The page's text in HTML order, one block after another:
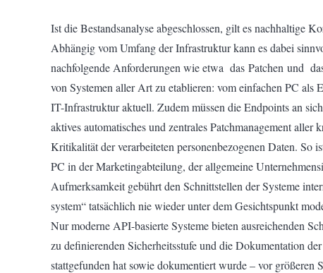
Ist die Bestandsanalyse abgeschlossen, gilt es nachhaltige
Abhängig vom Umfang der Infrastruktur kann es dabei
nachfolgende Anforderungen wie etwa das Patchen und
von Systemen aller Art zu etablieren: vom einfachen PC
IT-Infrastruktur aktuell. Zudem müssen die Endpoints an
aktives automatisches und zentrales Patchmanagement
Kritikalität der verarbeiteten personenbezogenen Daten. So
PC in der Marketingabteilung, der allgemeine
Aufmerksamkeit gebührt den Schnittstellen der Systeme
system“ tatsächlich nie wieder unter dem Gesichtspunkt
Nur moderne API-basierte Systeme bieten ausreichenden
zu definierenden Sicherheitsstufe und die Dokumentation
stattgefunden hat sowie dokumentiert wurde – vor größeren